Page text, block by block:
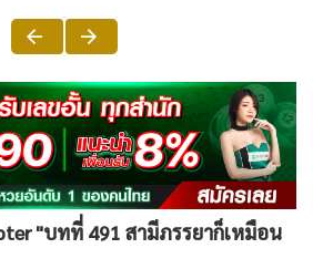
"บทที่ 491 สามีภรรยาก็เหมือน